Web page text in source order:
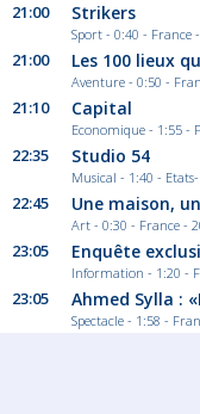
21:00 Strikers
Sport - 0:40 - France
21:00 Les 100 lieux
Aventure - 0:50 -
21:10 Capital
Economique - 1:55 -
22:35 Studio 54
Musical - 1:40 -
22:45 Une maison,
Art - 0:30 - France -
23:05 Enquête
Information - 1:20 -
23:05 Ahmed Sylla :
Spectacle - 1:58 -